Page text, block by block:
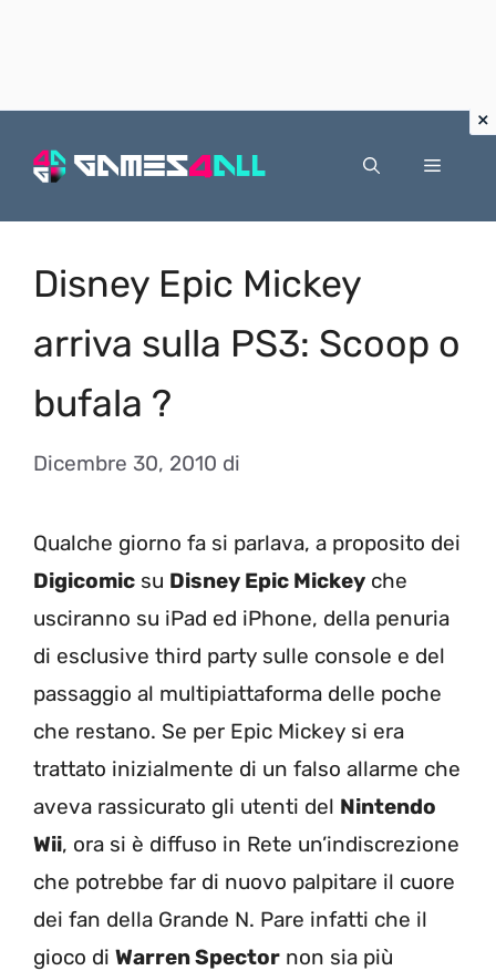
Menu
Disney Epic Mickey
arriva sulla PS3: Scoop o
bufala ?
Dicembre 30, 2010 di
Qualche giorno fa si parlava, a proposito dei
Digicomic su Disney Epic Mickey che
usciranno su iPad ed iPhone, della penuria
di esclusive third party sulle console e del
passaggio al multipiattaforma delle poche
che restano. Se per Epic Mickey si era
trattato inizialmente di un falso allarme che
aveva rassicurato gli utenti del Nintendo
Wii, ora si è diffuso in Rete un’indiscrezione
che potrebbe far di nuovo palpitare il cuore
dei fan della Grande N. Pare infatti che il
gioco di Warren Spector non sia più